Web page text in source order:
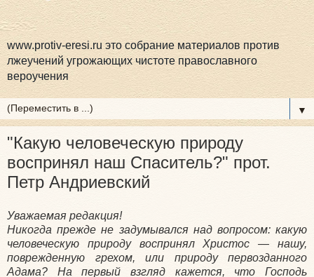
www.protiv-eresi.ru это собрание материалов против
лжеучений угрожающих чистоте православного
вероучения
▼
"Какую человеческую природу
воспринял наш Спаситель?" прот.
Петр Андриевский
Уважаемая редакция!
Никогда прежде не задумывался над вопросом: какую
человеческую природу воспринял Христос — нашу,
поврежденную грехом, или природу первозданного
Адама? На первый взгляд кажется, что Господь